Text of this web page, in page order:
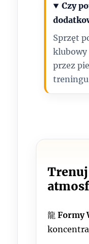
Czy
Sprzęt
klubowy
przez
龍Formy